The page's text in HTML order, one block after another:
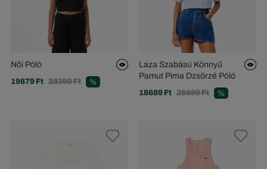
Női Póló
19879 Ft 28399 Ft %
Laza Szabású Könnyű
Pamut Pima Dzsörzé Póló
18689 Ft 26699 Ft %